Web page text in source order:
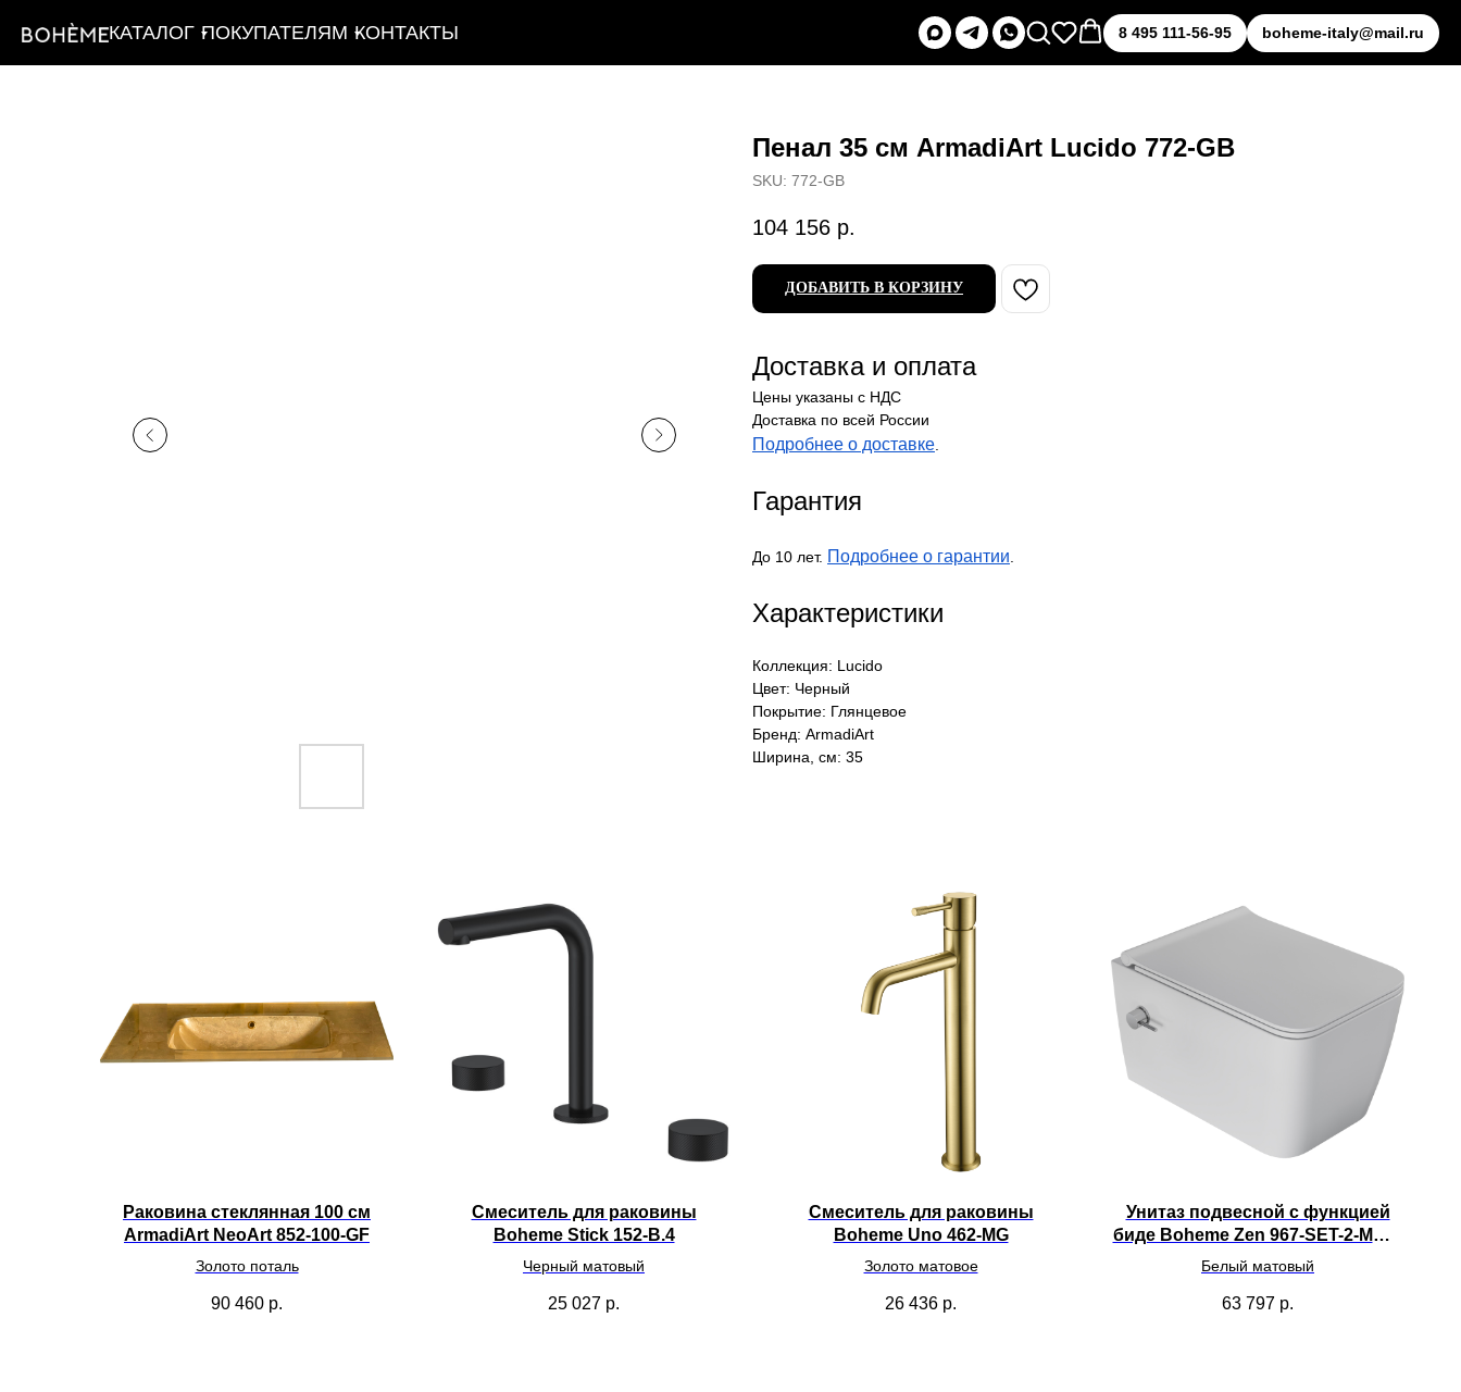
КАТАЛОГ ПОКУПАТЕЛЯМ КОНТАКТЫ 8 495 111-56-95 boheme-italy@mail.ru
Пенал 35 см ArmadiArt Lucido 772-GB
SKU: 772-GB
104 156 р.
ДОБАВИТЬ В КОРЗИНУ
Доставка и оплата
Цены указаны с НДС
Доставка по всей России
Подробнее о доставке.
Гарантия
До 10 лет. Подробнее о гарантии.
Характеристики
Коллекция: Lucido
Цвет: Черный
Покрытие: Глянцевое
Бренд: ArmadiArt
Ширина, см: 35
Раковина стеклянная 100 см
ArmadiArt NeoArt 852-100-GF
Золото поталь
90 460 р.
Смеситель для раковины
Boheme Stick 152-B.4
Черный матовый
25 027 р.
Смеситель для раковины
Boheme Uno 462-MG
Золото матовое
26 436 р.
Унитаз подвесной с функцией
биде Boheme Zen 967-SET-2-MW с
сиденьем
Белый матовый
63 797 р.